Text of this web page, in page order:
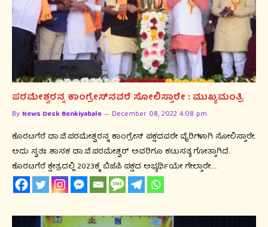
ಪರಮೇಶ್ವರನ್ನ ಕಾಂಗ್ರೇಸ್‍ನವರೆ ಸೋಲಿಸ್ತಾರೇ : ಮುಖ್ಯಮಂತ್ರಿ
By News Desk Benkiyabale December 08, 2022 4:08 pm
ಕೊರಟಗೆರೆ ಡಾ.ಜಿ.ಪರಮೇಶ್ವರನ್ನ ಕಾಂಗ್ರೇಸ್ ಪಕ್ಷದವರೇ ವೈರಿಗಳಾಗಿ ಸೋಲಿಸ್ತಾರೇ.
ಅದು ಸ್ವತಃ ಶಾಸಕ ಡಾ.ಜಿ.ಪರಮೇಶ್ವರ್ ಅವರಿಗೂ ಕಟುಸತ್ಯ ಗೋತ್ತಾಗಿದೆ..
ಕೊರಟಗೆರೆ ಕ್ಷೇತ್ರದಲ್ಲಿ 2023ಕ್ಕೆ ಬಿಜೆಪಿ ಪಕ್ಷದ ಅಭ್ಯರ್ಥಿಯೇ ಗೇಲ್ತಾರೇ..…